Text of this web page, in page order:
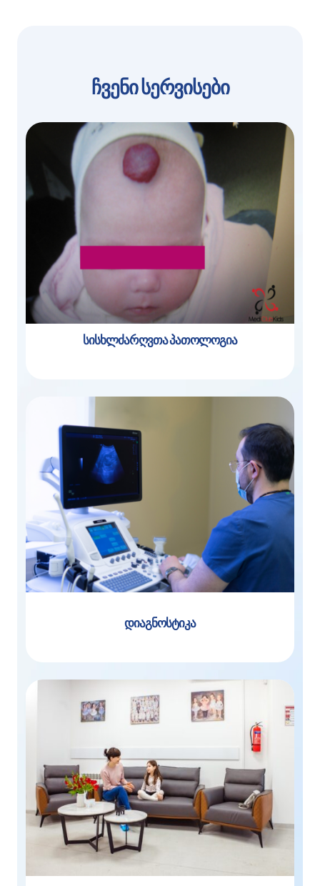
ჩვენი სერვისები
სისხლძარღვთა პათოლოგია
დიაგნოსტიკა